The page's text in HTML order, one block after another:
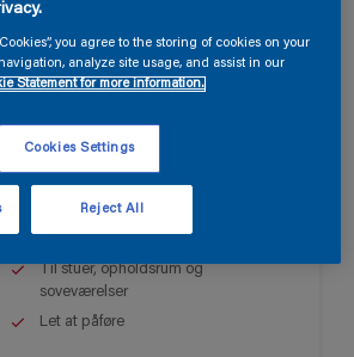
Til stuer, opholdsrum og
soveværelser
Let at påføre
you agree to the storing of cookies on your
analyze site usage, and assist in our
Statement for more information.
Cookies Settings
Reject All